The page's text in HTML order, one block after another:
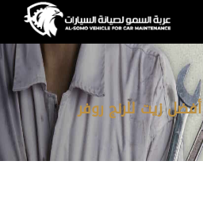
أفضل زيت للرنج روفر